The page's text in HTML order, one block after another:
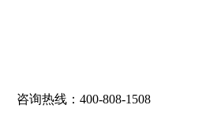
咨询热线：400-808-1508